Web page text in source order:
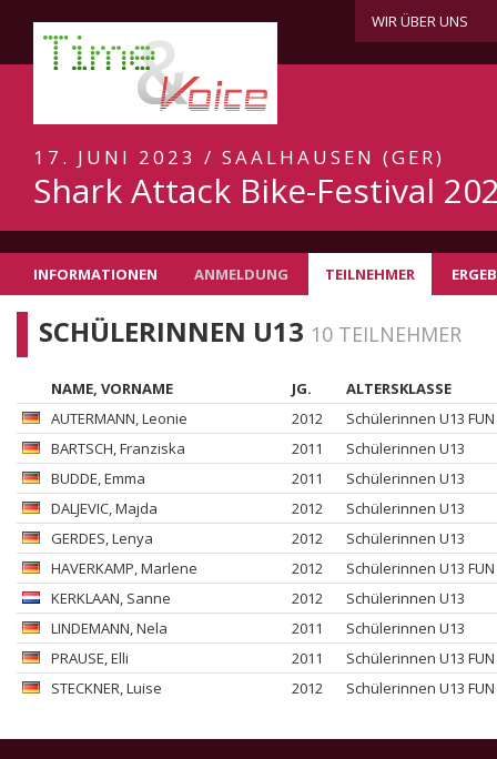
WIR ÜBER UNS
17. JUNI 2023 / SAALHAUSEN (GER)
Shark Attack Bike-Festival
INFORMATIONEN ANMELDUNG TEILNEHMER
SCHÜLERINNEN U13 10 TEILNEHMER
NAME, VORNAME JG.
ALTERSKLASSE
AUTERMANN, Leonie 2012
Schülerinnen U13 FUN
BARTSCH, Franziska 2011
Schülerinnen U13
BUDDE, Emma 2011
Schülerinnen U13
DALJEVIC, Majda 2012
Schülerinnen U13
GERDES, Lenya 2012
Schülerinnen U13
HAVERKAMP, Marlene 2012
Schülerinnen U13 FUN
KERKLAAN, Sanne 2012
Schülerinnen U13
LINDEMANN, Nela 2011
Schülerinnen U13
PRAUSE, Elli 2011
Schülerinnen U13 FUN
STECKNER, Luise 2012 Schülerinnen U13 FUN